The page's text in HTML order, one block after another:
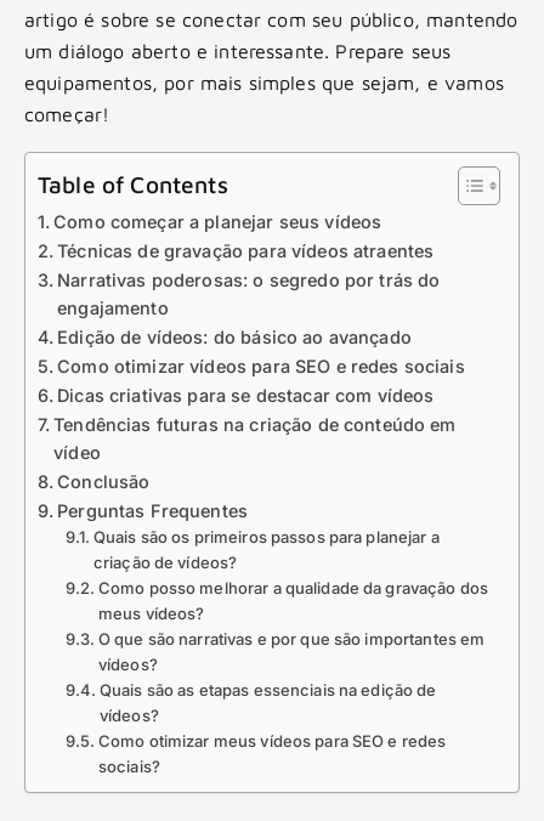
artigo é sobre se conectar com seu público, mantendo
um diálogo aberto e interessante. Prepare seus
equipamentos, por mais simples que sejam, e vamos
começar!
Table of Contents
Como começar a planejar seus vídeos
Técnicas de gravação para vídeos atraentes
Narrativas poderosas: o segredo por trás do
engajamento
Edição de vídeos: do básico ao avançado
Como otimizar vídeos para SEO e redes sociais
Dicas criativas para se destacar com vídeos
Tendências futuras na criação de conteúdo em
vídeo
Conclusão
Perguntas Frequentes
Quais são os primeiros passos para planejar a
criação de vídeos?
Como posso melhorar a qualidade da gravação dos
meus vídeos?
O que são narrativas e por que são importantes em
vídeos?
Quais são as etapas essenciais na edição de
vídeos?
Como otimizar meus vídeos para SEO e redes
sociais?